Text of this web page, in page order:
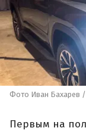
Фото Иван Бахарев
Первым на